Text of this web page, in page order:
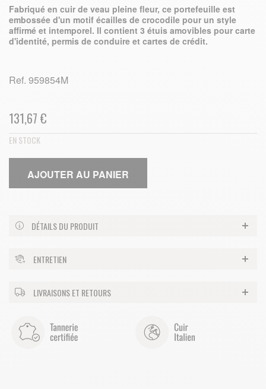
Fabriqué en cuir de veau pleine fleur, ce portefeuille est
embossée d'un motif écailles de crocodile pour un style
affirmé et intemporel. Il contient 3 étuis amovibles pour carte
d'identité, permis de conduire et cartes de crédit.
Ref. 959854M
131,67 €
EN STOCK
AJOUTER AU PANIER
DÉTAILS DU PRODUIT
ENTRETIEN
LIVRAISONS ET RETOURS